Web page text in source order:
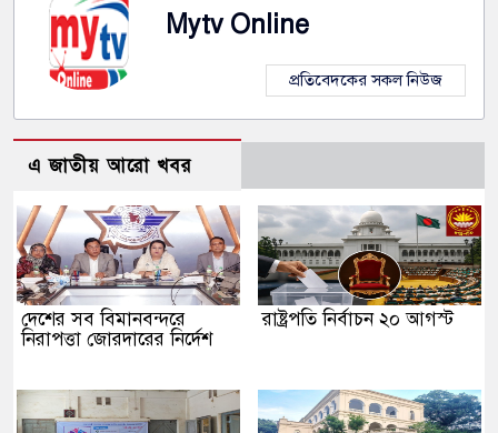
Mytv Online
প্রতিবেদকের সকল নিউজ
এ জাতীয় আরো খবর
দেশের সব বিমানবন্দরে
নিরাপত্তা জোরদারের নির্দেশ
রাষ্ট্রপতি নির্বাচন ২০ আগস্ট